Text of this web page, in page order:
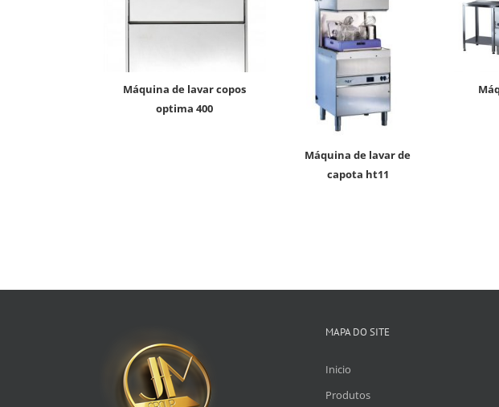
máquina de lavar copos
optima 400
máquina de lavar de
capota ht11
máquina de lavar de
MAPA DO SITE
Inicio
Produtos